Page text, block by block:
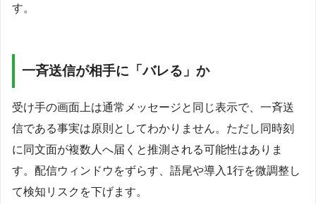
す。
一斉送信が相手に「バレる」か
受け手の画面上は通常メッセージと同じ表示で、一斉送
信である事実は原則としてわかりません。ただし同時刻
に同文面が複数人へ届くと推測される可能性はありま
す。配信ウィンドウをずらす、語尾や導入1行を微調整し
て検知リスクを下げます。